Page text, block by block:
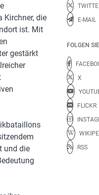
Kirchner, die
ist. Mit
gestärkt
und die
E-MAIL
FOLGEN
X
FLICKR
RSS